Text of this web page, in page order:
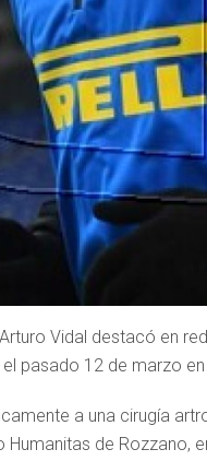
Vidal destacó en
pasado 12 de marzo
a una cirugía
de Rozzano,